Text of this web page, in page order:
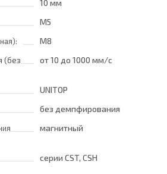
10 мм
M5
M8
(без
от 10 до 1000 мм/с
UNITOP
без демпфирования
магнитный
серии CST, CSH